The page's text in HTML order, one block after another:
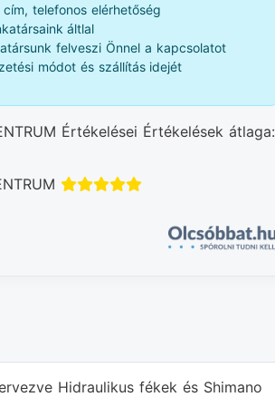
telefonos elérhetőség
áltlal
felveszi Önnel a kapcsolatot
módot és szállítás idejét
Értékelései Értékelések átlaga:
Hidraulikus fékek és Shimano